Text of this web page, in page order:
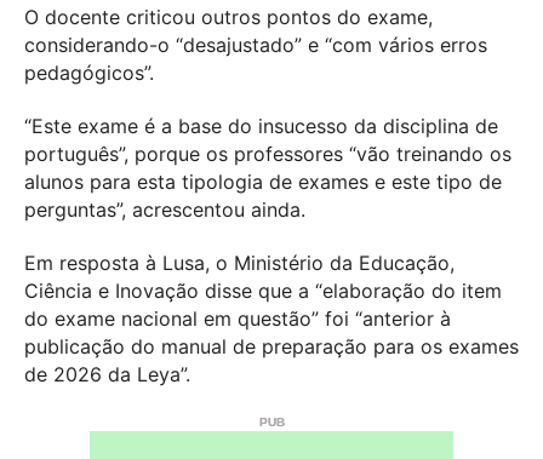
O docente criticou outros pontos do exame,
considerando-o “desajustado” e “com vários erros
pedagógicos”.
“Este exame é a base do insucesso da disciplina de
português”, porque os professores “vão treinando os
alunos para esta tipologia de exames e este tipo de
perguntas”, acrescentou ainda.
Em resposta à Lusa, o Ministério da Educação,
Ciência e Inovação disse que a “elaboração do item
do exame nacional em questão” foi “anterior à
publicação do manual de preparação para os exames
de 2026 da Leya”.